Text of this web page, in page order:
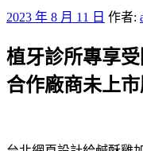
發
於
2023 年 8 月 11 日 作者:
植牙診所專享
合作廠商未上